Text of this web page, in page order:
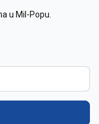
u Mil-Popu.